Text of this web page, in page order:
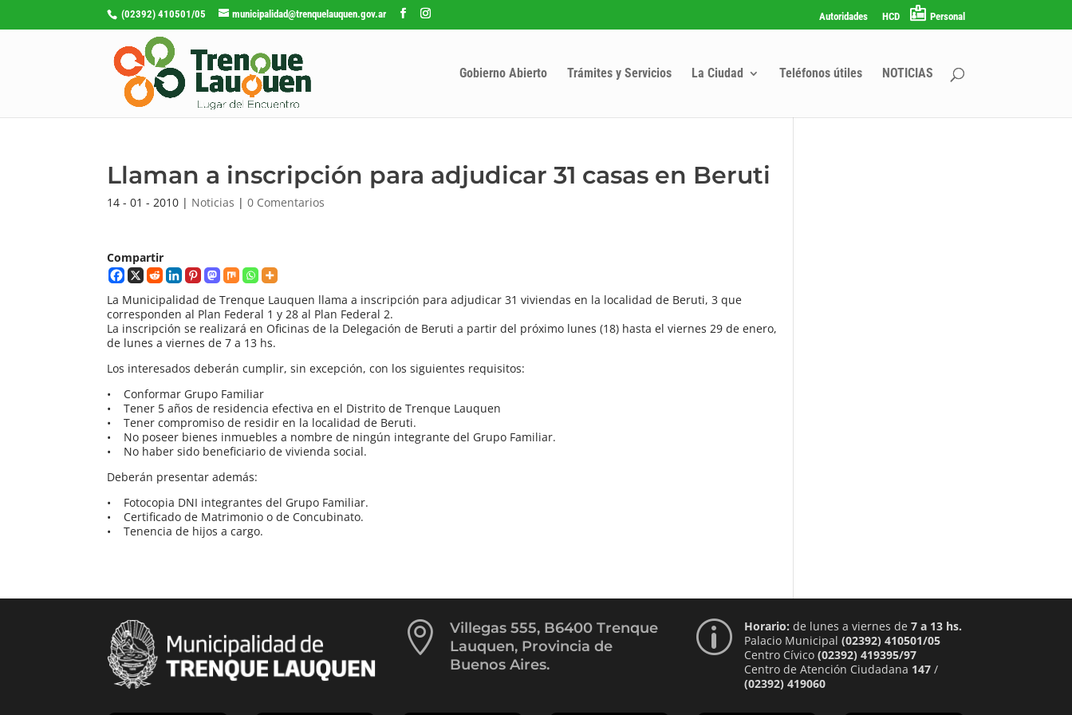
(02392) 410501/05 municipalidad@trenquelauquen.gov.ar Autoridades HCD Personal
Gobierno Abierto Trámites y Servicios La Ciudad Teléfonos útiles NOTICIAS
Llaman a inscripción para adjudicar 31 casas en Beruti
14 - 01 - 2010 | Noticias |0 Comentarios
Compartir
La Municipalidad de Trenque Lauquen llama a inscripción para adjudicar 31 viviendas en la localidad de Beruti, 3 que
corresponden al Plan Federal 1 y 28 al Plan Federal 2.
La inscripción se realizará en Oficinas de la Delegación de Beruti a partir del próximo lunes (18) hasta el viernes 29 de enero,
de lunes a viernes de 7 a 13 hs.
Los interesados deberán cumplir, sin excepción, con los siguientes requisitos:
• Conformar Grupo Familiar
• Tener 5 años de residencia efectiva en el Distrito de Trenque Lauquen
• Tener compromiso de residir en la localidad de Beruti.
• No poseer bienes inmuebles a nombre de ningún integrante del Grupo Familiar.
• No haber sido beneficiario de vivienda social.
Deberán presentar además:
• Fotocopia DNI integrantes del Grupo Familiar.
• Certificado de Matrimonio o de Concubinato.
• Tenencia de hijos a cargo.

Villegas 555, B6400 Trenque
Lauquen, Provincia de
Buenos Aires.
p Horario: de lunes a viernes de 7 a 13 hs.
Palacio Municipal (02392) 410501/05
Centro Cívico (02392) 419395/97
Centro de Atención Ciudadana 147/
(02392) 419060